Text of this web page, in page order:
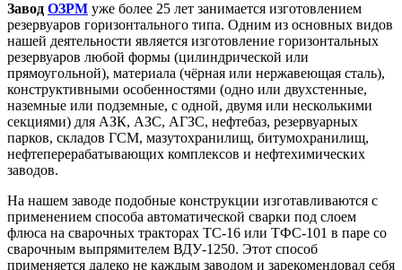
Завод ОЗРМ уже более 25 лет занимается изготовлением
резервуаров горизонтального типа. Одним из основных видов
нашей деятельности является изготовление горизонтальных
резервуаров любой формы (цилиндрической или
прямоугольной), материала (чёрная или нержавеющая сталь),
конструктивными особенностями (одно или двухстенные,
наземные или подземные, с одной, двумя или несколькими
секциями) для АЗК, АЗС, АГЗС, нефтебаз, резервуарных
парков, складов ГСМ, мазутохранилищ, битумохранилищ,
нефтеперерабатывающих комплексов и нефтехимических
заводов.
На нашем заводе подобные конструкции изготавливаются с
применением способа автоматической сварки под слоем
флюса на сварочных тракторах ТС-16 или ТФС-101 в паре со
сварочным выпрямителем ВДУ-1250. Этот способ
применяется далеко не каждым заводом и зарекомендовал себя